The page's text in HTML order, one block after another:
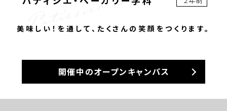
美味しい！を通して、たくさんの笑顔をつくります。
開催中のオープンキャンパス